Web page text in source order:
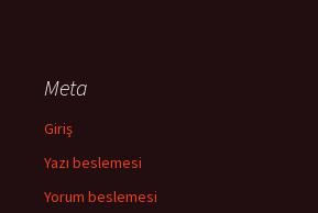
Meta
Giriş
Yazı beslemesi
Yorum beslemesi